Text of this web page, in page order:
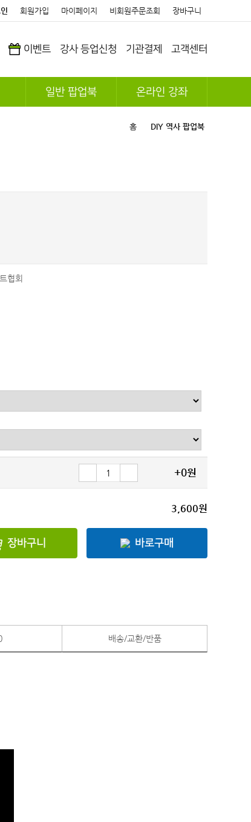
장바구니
비회원주문조회
마이페이지
회원가입
이벤트 강사 등업신청 기관결제 고객센터
일반 팝업북 온라인 강좌
홈 DIY 역사 팝업북
협회
+0원
3,600원
장바구니 바로구매
배송/교환/반품